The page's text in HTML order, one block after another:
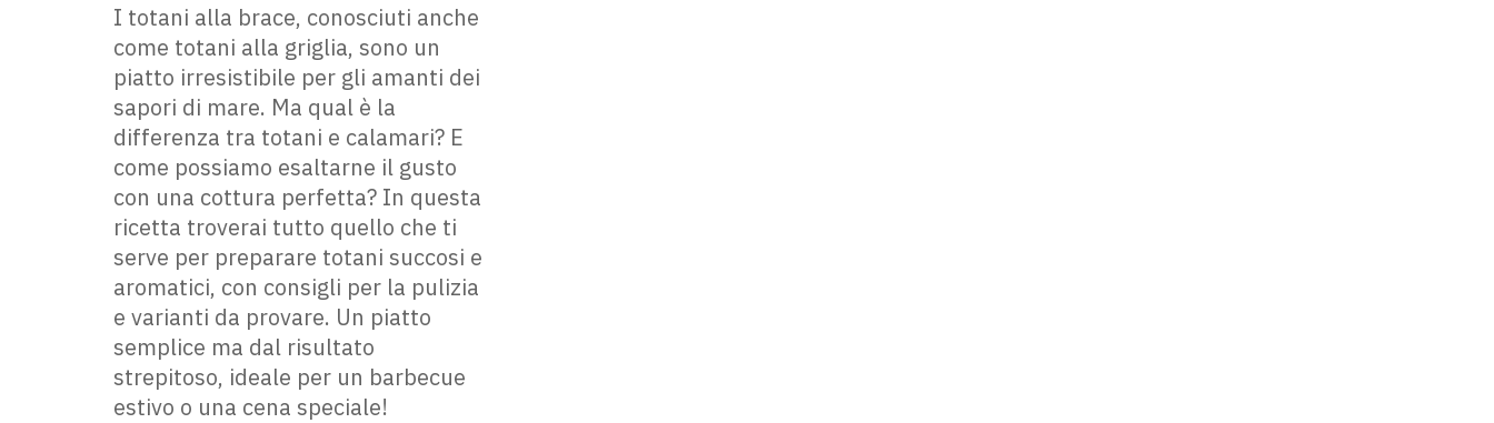
I totani alla brace, conosciuti anche
come totani alla griglia, sono un
piatto irresistibile per gli amanti dei
sapori di mare. Ma qual è la
differenza tra totani e calamari? E
come possiamo esaltarne il gusto
con una cottura perfetta? In questa
ricetta troverai tutto quello che ti
serve per preparare totani succosi e
aromatici, con consigli per la pulizia
e varianti da provare. Un piatto
semplice ma dal risultato
strepitoso, ideale per un barbecue
estivo o una cena speciale!